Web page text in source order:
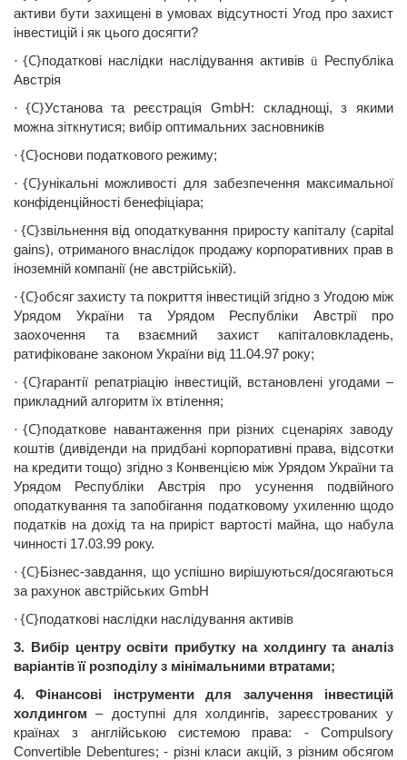
активи бути захищенів умовах відсутності Угод про захист
інвестицій і як цього досягти?
· {C}податкові наслідки наслідування активів ü Республіка
Австрія
· {C}Установата реєстрація GmbH: складнощі, зякими
можна зіткнутися; вибір оптимальних засновників
·{C}основи податкового режиму;
· {C}унікальні можливості для забезпечення максимальної
конфіденційності бенефіціара;
· {C}звільнення від оподаткування приросту капіталу (capital
gains), отриманого внаслідок продажу корпоративних прав в
іноземній компанії (не австрійській).
·{C}обсяг захисту та покриття інвестицій згідно з Угодою між
Урядом Українита Урядом Республіки Австріїпро
заохочення та взаємний захист капіталовкладень,
ратифіковане законом України від 11.04.97 року;
· {C}гарантії репатріацію інвестицій, встановлені угодами –
прикладний алгоритм їх втілення;
· {C}податкове навантаження при різних сценаріях заводу
коштів (дивіденди на придбані корпоративні права, відсотки
на кредити тощо) згідноз Конвенцією між Урядом Українита
Урядом Республіки Австрія про усунення
подвійного
оподаткування тазапобігання податковому ухиленню щодо
податків на дохід та на приріст вартості майна, що набула
чинності 17.03.99 року.
· {C}Бізнес-завдання, що успішно вирішуються/досягаються
за рахунок австрійських GmbH
·{C}податкові наслідки наслідування активів
3. Вибірцентруосвіти прибутку на холдингу та аналіз
варіантів її розподілу з мінімальними втратами;
4.Фінансові інструментидля залучення
інвестицій
холдингом – доступнідляхолдингів, зареєстрованих у
країнах з англійськоюсистемою права: -Compulsory
Convertible Debentures; - різні класи акцій, з різним обсягом